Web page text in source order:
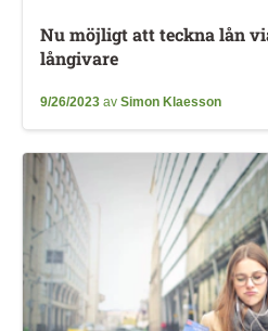
Nu möjligt att teckna lån
långivare
9/26/2023 av Simon Klaesson